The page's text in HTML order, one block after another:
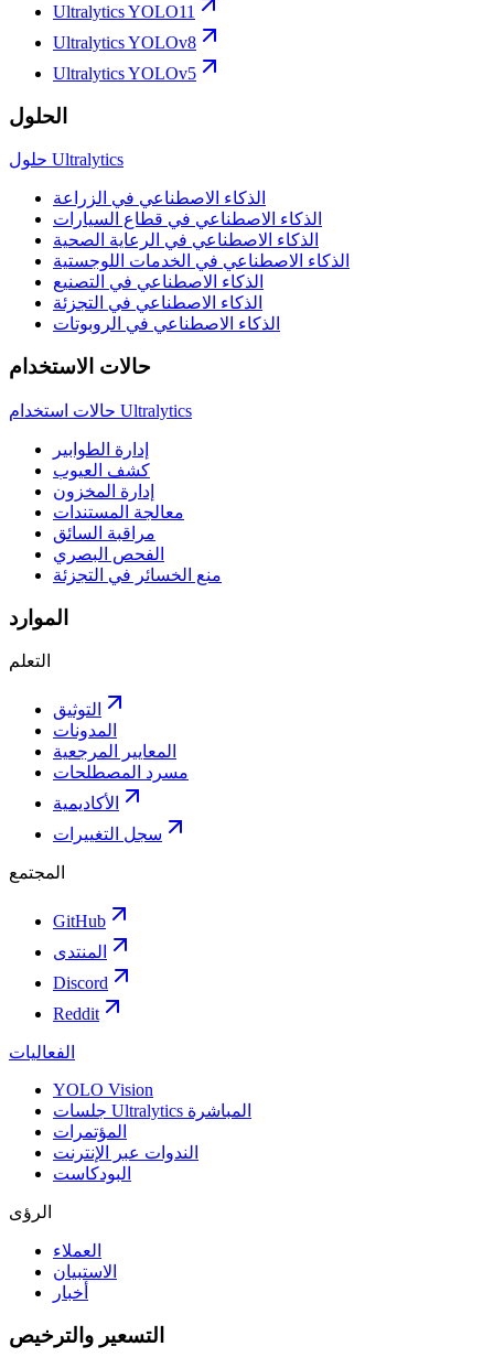
Ultralytics YOLO11
Ultralytics YOLOv8
Ultralytics YOLOv5
الحلول
حلول Ultralytics
الذكاء الاصطناعي في الزراعة
الذكاء الاصطناعي في قطاع السيارات
الذكاء الاصطناعي في الرعاية الصحية
الذكاء الاصطناعي في الخدمات اللوجستية
الذكاء الاصطناعي في التصنيع
الذكاء الاصطناعي في التجزئة
الذكاء الاصطناعي في الروبوتات
حالات الاستخدام
حالات استخدام Ultralytics
إدارة الطوابير
كشف العيوب
إدارة المخزون
معالجة المستندات
مراقبة السائق
الفحص البصري
منع الخسائر في التجزئة
الموارد
التعلم
التوثيق
المدونات
المعايير المرجعية
مسرد المصطلحات
الأكاديمية
سجل التغييرات
المجتمع
GitHub
المنتدى
Discord
Reddit
الفعاليات
YOLO Vision
جلسات Ultralytics المباشرة
المؤتمرات
الندوات عبر الإنترنت
البودكاست
الرؤى
العملاء
الاستبيان
أخبار
التسعير والترخيص